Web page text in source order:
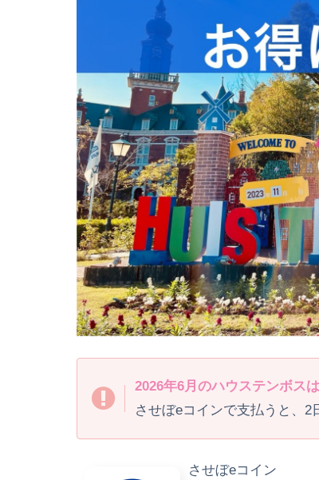
2026年6月のハウステンボス
させぼeコインで支払うと、2
させぼeコイン